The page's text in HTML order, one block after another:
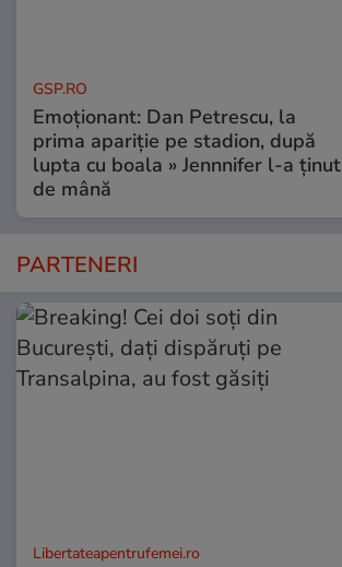
GSP.RO
Emoționant: Dan Petrescu, la
prima apariție pe stadion, după
lupta cu boala » Jennnifer l-a ținut
de mână
PARTENERI
Libertateapentrufemei.ro